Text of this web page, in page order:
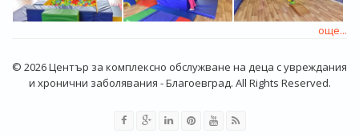
още...
© 2026 Център за комплексно обслужване на деца с увреждания
и хронични заболявания - Благоевград. All Rights Reserved.